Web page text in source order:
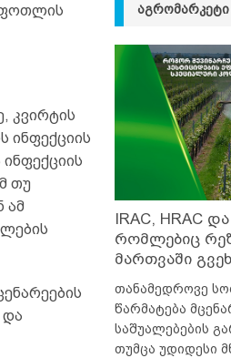
ფოთლის
კვირტის
ინფექციის
თუ
ამ
და
ᲐᲒᲠᲝᲛᲐᲠᲙᲔᲢᲘ
IRAC, HRAC
რომლებიც
მართვაში
თანამედროვე
წარმატება
საშუალებების
თუმცა უდიდესი